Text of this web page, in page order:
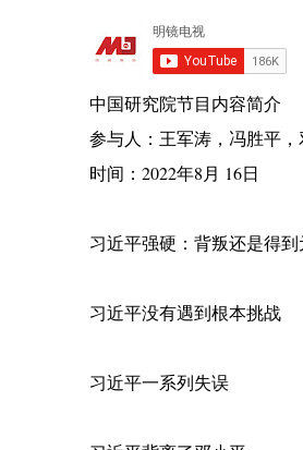
中国研究院节目内容简介
参与人：王军涛，冯胜平
时间：2022年8月 16日
习近平强硬：背叛还是得到
习近平没有遇到根本挑战
习近平一系列失误